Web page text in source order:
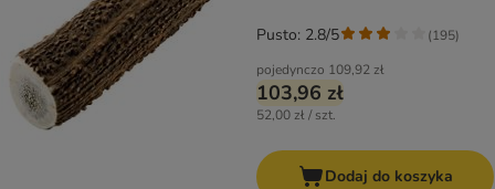
pojedynczo 109,92 zł
103,96 zł
52,00 zł / szt.
Pusto: 2.8/5 (195)
Dodaj do koszyka